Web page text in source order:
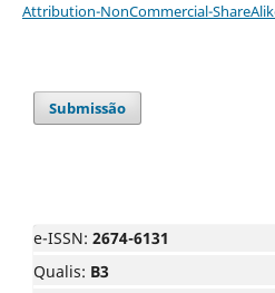
Attribution-NonCommercial-
Submissão
e-ISSN: 2674-6131
Qualis: B3